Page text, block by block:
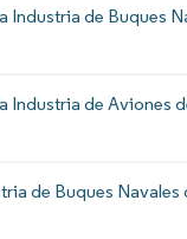
Industria de Buques
Industria de Aviones
de Buques Navales